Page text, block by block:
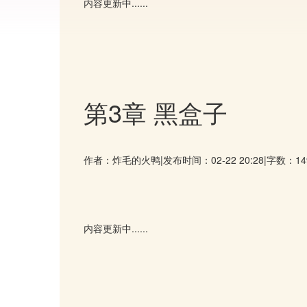
内容更新中......
第3章 黑盒子
作者：炸毛的火鸭|发布时间：02-22 20:28|字数：
内容更新中......